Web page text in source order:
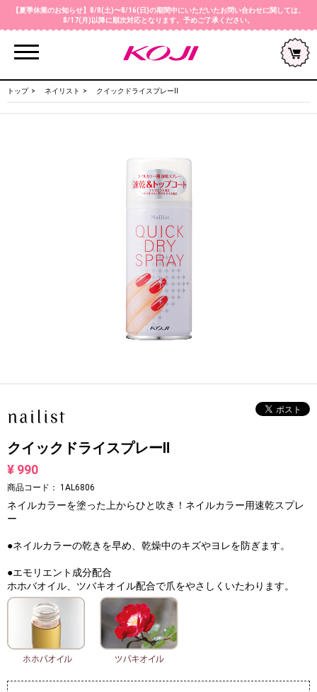
【夏季休業のお知らせ】8/8(土)〜8/16(日)の期間中にいただいたお問い合わせに関しては、
8/17(月)以降に順次対応となります。予めご了承ください。
Menu
トップ ネイリスト クイックドライスプレーⅡ
クイックドライスプレーⅡ
¥ 990
商品コード： 1AL6806
ネイルカラーを塗った上からひと吹き！ネイルカラー用速乾スプレ
ー
●ネイルカラーの乾きを早め、乾燥中のキズやヨレを防ぎます。
●エモリエント成分配合
ホホバオイル、ツバキオイル配合で爪をやさしくいたわります。